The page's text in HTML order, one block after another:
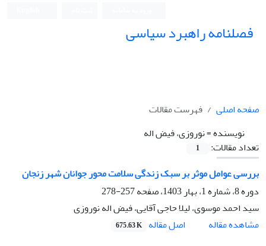
فصلنامه راهبرد سیاسی
صفحه اصلی
فهرست مقالات
نویسنده =نوروزی، فیض اله
تعداد مقالات:
1
بررسی عوامل موثر بر سبک زندگی سلامت محور جوانان شهر زنجان
دوره 8، شماره 1، بهار 1403، صفحه
257-278
سید احمد موسوی، لیلا حاجی آقایی، فیض اله نوروزی
مشاهده مقاله
اصل مقاله 675.63 K